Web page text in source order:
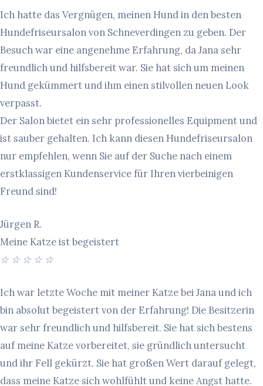
Ich hatte das Vergnügen, meinen Hund in den besten
Hundefriseursalon von Schneverdingen zu geben. Der
Besuch war eine angenehme Erfahrung, da Jana sehr
freundlich und hilfsbereit war. Sie hat sich um meinen
Hund gekümmert und ihm einen stilvollen neuen Look
verpasst.
Der Salon bietet ein sehr professionelles Equipment und
ist sauber gehalten. Ich kann diesen Hundefriseursalon
nur empfehlen, wenn Sie auf der Suche nach einem
erstklassigen Kundenservice für Ihren vierbeinigen
Freund sind!
Jürgen R.
Meine Katze ist begeistert
☆ ☆ ☆ ☆ ☆
Ich war letzte Woche mit meiner Katze bei Jana und ich
bin absolut begeistert von der Erfahrung! Die Besitzerin
war sehr freundlich und hilfsbereit. Sie hat sich bestens
auf meine Katze vorbereitet, sie gründlich untersucht
und ihr Fell gekürzt. Sie hat großen Wert darauf gelegt,
dass meine Katze sich wohlfühlt und keine Angst hatte.